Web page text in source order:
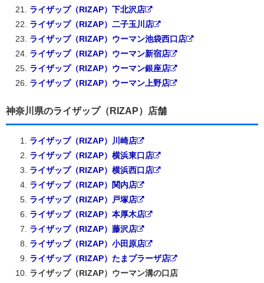
ライザップ（RIZAP）下北沢店
ライザップ（RIZAP）二子玉川店
ライザップ（RIZAP）ウーマン池袋西口店
ライザップ（RIZAP）ウーマン新宿店
ライザップ（RIZAP）ウーマン銀座店
ライザップ（RIZAP）ウーマン上野店
神奈川県のライザップ（RIZAP）店舗
ライザップ（RIZAP）川崎店
ライザップ（RIZAP）横浜東口店
ライザップ（RIZAP）横浜西口店
ライザップ（RIZAP）関内店
ライザップ（RIZAP）戸塚店
ライザップ（RIZAP）本厚木店
ライザップ（RIZAP）藤沢店
ライザップ（RIZAP）小田原店
ライザップ（RIZAP）たまプラーザ店
ライザップ（RIZAP）ウーマン溝の口店